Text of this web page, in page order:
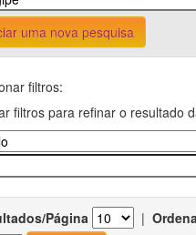
uma nova pesquisa
filtros:
filtros para refinar o resultado
Página |